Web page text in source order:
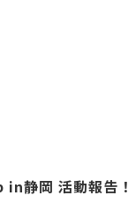
静岡 活動報告！